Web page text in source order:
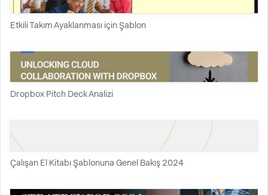
Etkili Takım Ayaklanması için Şablon
Dropbox Pitch Deck Analizi
Çalışan El Kitabı Şablonuna Genel Bakış 2024